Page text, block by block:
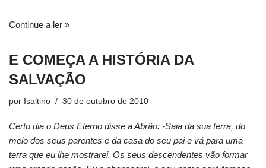
Continue a ler »
E COMEÇA A HISTÓRIA DA
SALVAÇÃO
por Isaltino 30 de outubro de 2010
Certo dia o Deus Eterno disse a Abrão: -Saia da sua terra, do
meio dos seus parentes e da casa do seu pai e vá para uma
terra que eu lhe mostrarei. Os seus descendentes vão formar